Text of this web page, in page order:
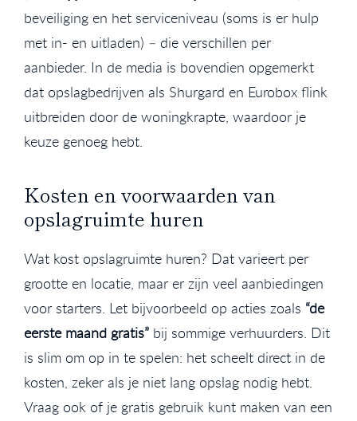
beveiliging en het serviceniveau (soms is er hulp
met in- en uitladen) – die verschillen per
aanbieder. In de media is bovendien opgemerkt
dat opslagbedrijven als Shurgard en Eurobox flink
uitbreiden door de woningkrapte, waardoor je
keuze genoeg hebt.
Kosten en voorwaarden van
opslagruimte huren
Wat kost opslagruimte huren? Dat varieert per
grootte en locatie, maar er zijn veel aanbiedingen
voor starters. Let bijvoorbeeld op acties zoals “de
eerste maand gratis” bij sommige verhuurders. Dit
is slim om op in te spelen: het scheelt direct in de
kosten, zeker als je niet lang opslag nodig hebt.
Vraag ook of je gratis gebruik kunt maken van een